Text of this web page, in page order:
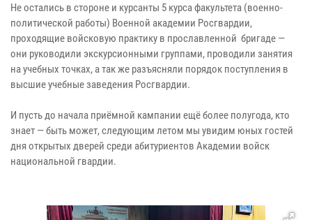
Не остались в стороне и курсанты 5 курса факультета (военно-
политической работы) Военной академии Росгвардии,
проходящие войсковую практику в прославленной бригаде —
они руководили экскурсионными группами, проводили занятия
на учебных точках, а так же разъясняли порядок поступления в
высшие учебные заведения Росгвардии.
И пусть до начала приёмной кампании ещё более полугода, кто
знает — быть может, следующим летом мы увидим юных гостей
дня открытых дверей среди абитуриентов Академии войск
национальной гвардии.